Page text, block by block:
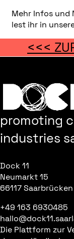
Mehr Infos und
lest ihr in
<<<
promoting
industries
Dock 11
Neumarkt 15
66117 Saarbrücken
+49 163 6930485
Die Plattform zur